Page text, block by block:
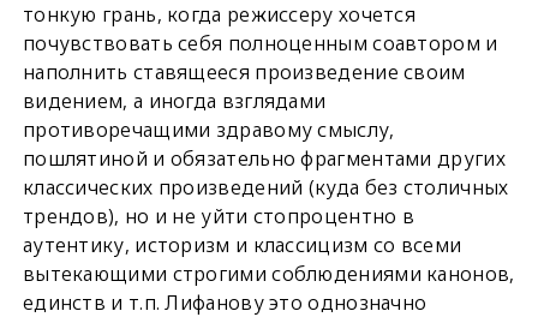
тонкую грань, когда режиссеру хочется
почувствовать себя полноценным соавтором и
наполнить ставящееся произведение своим
видением, а иногда взглядами
противоречащими здравому смыслу,
пошлятиной и обязательно фрагментами других
классических произведений (куда без столичных
трендов), но и не уйти стопроцентно в
аутентику, историзм и классицизм со всеми
вытекающими строгими соблюдениями канонов,
единств и т.п. Лифанову это однозначно